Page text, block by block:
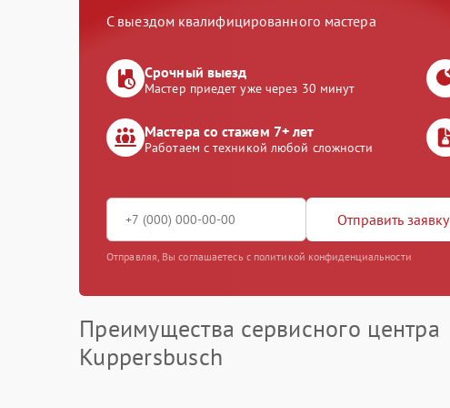
С выездом квалифицированного мастера
Срочный выезд
Мастер приедет уже через 30 минут
Мастера со стажем 7+ лет
Работаем с техникой любой сложности
Отправить заявку
Отправляя, Вы соглашаетесь с политикой конфиденциальности
Преимущества сервисного центра
Kuppersbusch